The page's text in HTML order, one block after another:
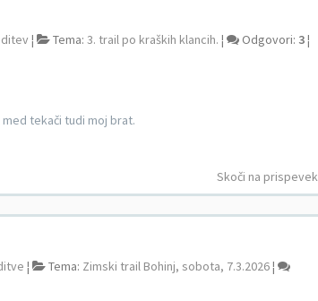
¦ Tema: 3. trail po kraških klancih. ¦ Odgovori: 3¦
tekači tudi moj brat.
Skoči na prispevek
¦ Tema: Zimski trail Bohinj, sobota, 7.3.2026¦